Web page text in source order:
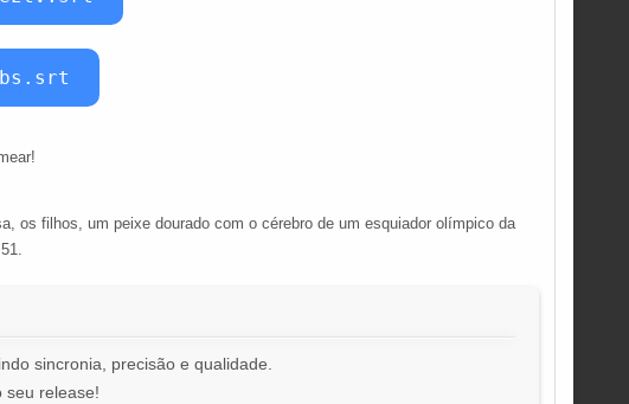
os filhos, um peixe dourado com o cérebro de um esquiador olímpico da
sincronia, precisão e qualidade.
seu release!